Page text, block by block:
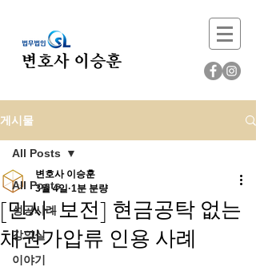
게시물
All Posts
성공사례
강의실
이야기
All Posts
[민사-보전] 현금공탁 없는
채권가압류 인용 사례
변호사 이승훈
3월 4일 1분 분량